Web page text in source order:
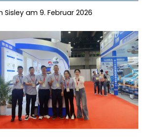
Sisley am 9. Februar 2026